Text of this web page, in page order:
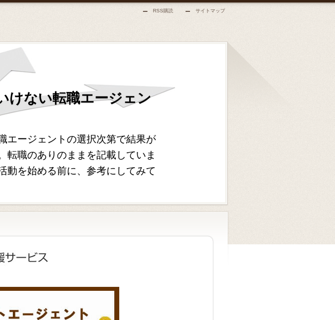
RSS購読 サイトマップ
けない転職エージェン
エージェントの選択次第で結果が
転職のありのままを記載していま
動を始める前に、参考にしてみて